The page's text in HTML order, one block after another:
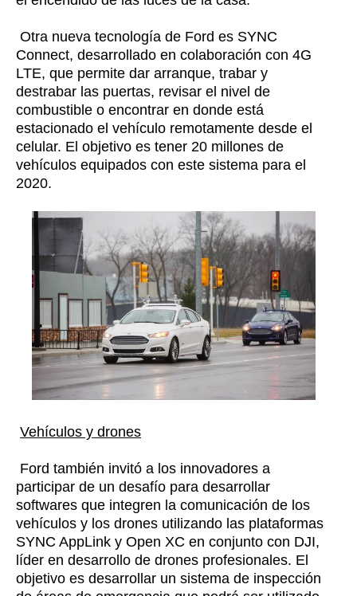
Otra nueva tecnología de Ford es SYNC
Connect, desarrollado en colaboración con 4G
LTE, que permite dar arranque, trabar y
destrabar las puertas, revisar el nivel de
combustible o encontrar en donde está
estacionado el vehículo remotamente desde el
celular. El objetivo es tener 20 millones de
vehículos equipados con este sistema para el
2020.
Vehículos y drones
Ford también invitó a los innovadores a
participar de un desafío para desarrollar
softwares que integren la comunicación de los
vehículos y los drones utilizando las plataformas
SYNC AppLink y Open XC en conjunto con DJI,
líder en desarrollo de drones profesionales. El
objetivo es desarrollar un sistema de inspección